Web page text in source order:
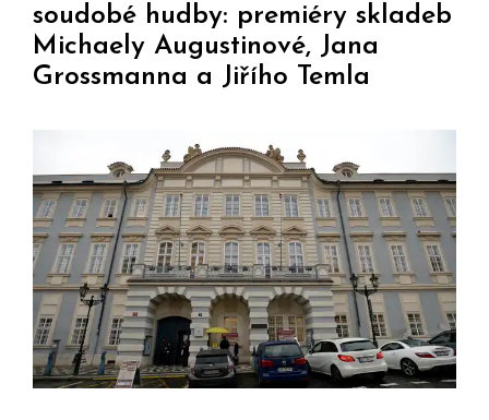
soudobé hudby: premiéry skladeb
Michaely Augustinové, Jana
Grossmanna a Jiřího Temla